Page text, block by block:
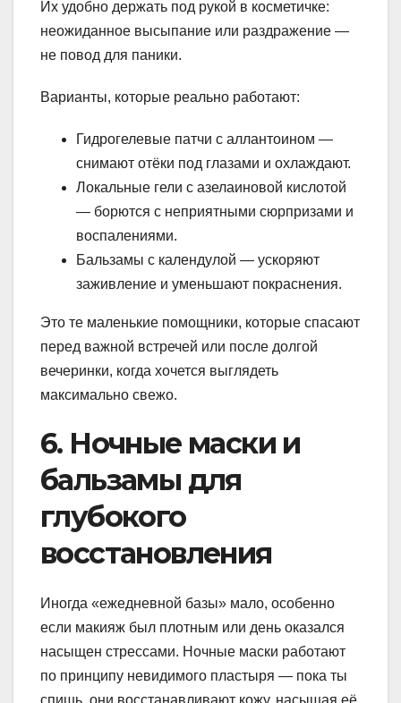
Их удобно держать под рукой в косметичке:
неожиданное высыпание или раздражение —
не повод для паники.
Варианты, которые реально работают:
Гидрогелевые патчи с аллантоином —
снимают отёки под глазами и охлаждают.
Локальные гели с азелаиновой кислотой
— борются с неприятными сюрпризами и
воспалениями.
Бальзамы с календулой — ускоряют
заживление и уменьшают покраснения.
Это те маленькие помощники, которые спасают
перед важной встречей или после долгой
вечеринки, когда хочется выглядеть
максимально свежо.
6. Ночные маски и
бальзамы для
глубокого
восстановления
Иногда «ежедневной базы» мало, особенно
если макияж был плотным или день оказался
насыщен стрессами. Ночные маски работают
по принципу невидимого пластыря — пока ты